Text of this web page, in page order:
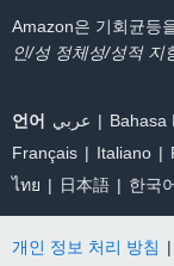
Amazon은 기회균등
인/성 정체성/성적 지
언어 عربي Bahasa
Français
Italiano
ไทย
日本語 한국
개인 정보 처리 방침 |